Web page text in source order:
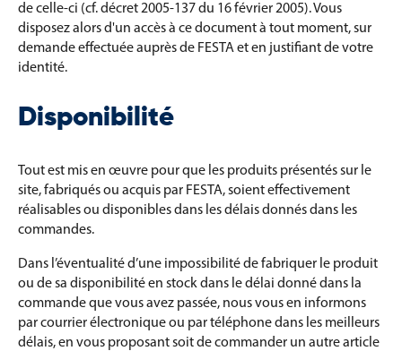
de celle-ci (cf. décret 2005-137 du 16 février 2005). Vous
disposez alors d'un accès à ce document à tout moment, sur
demande effectuée auprès de FESTA et en justifiant de votre
identité.
Disponibilité
Tout est mis en œuvre pour que les produits présentés sur le
site, fabriqués ou acquis par FESTA, soient effectivement
réalisables ou disponibles dans les délais donnés dans les
commandes.
Dans l’éventualité d’une impossibilité de fabriquer le produit
ou de sa disponibilité en stock dans le délai donné dans la
commande que vous avez passée, nous vous en informons
par courrier électronique ou par téléphone dans les meilleurs
délais, en vous proposant soit de commander un autre article